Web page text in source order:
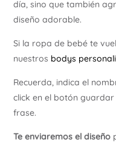
día, sino que también
diseño adorable.
Si la ropa de bebé te
nuestros bodys
Recuerda, indica el
click en el botón
frase.
Te enviaremos el diseño